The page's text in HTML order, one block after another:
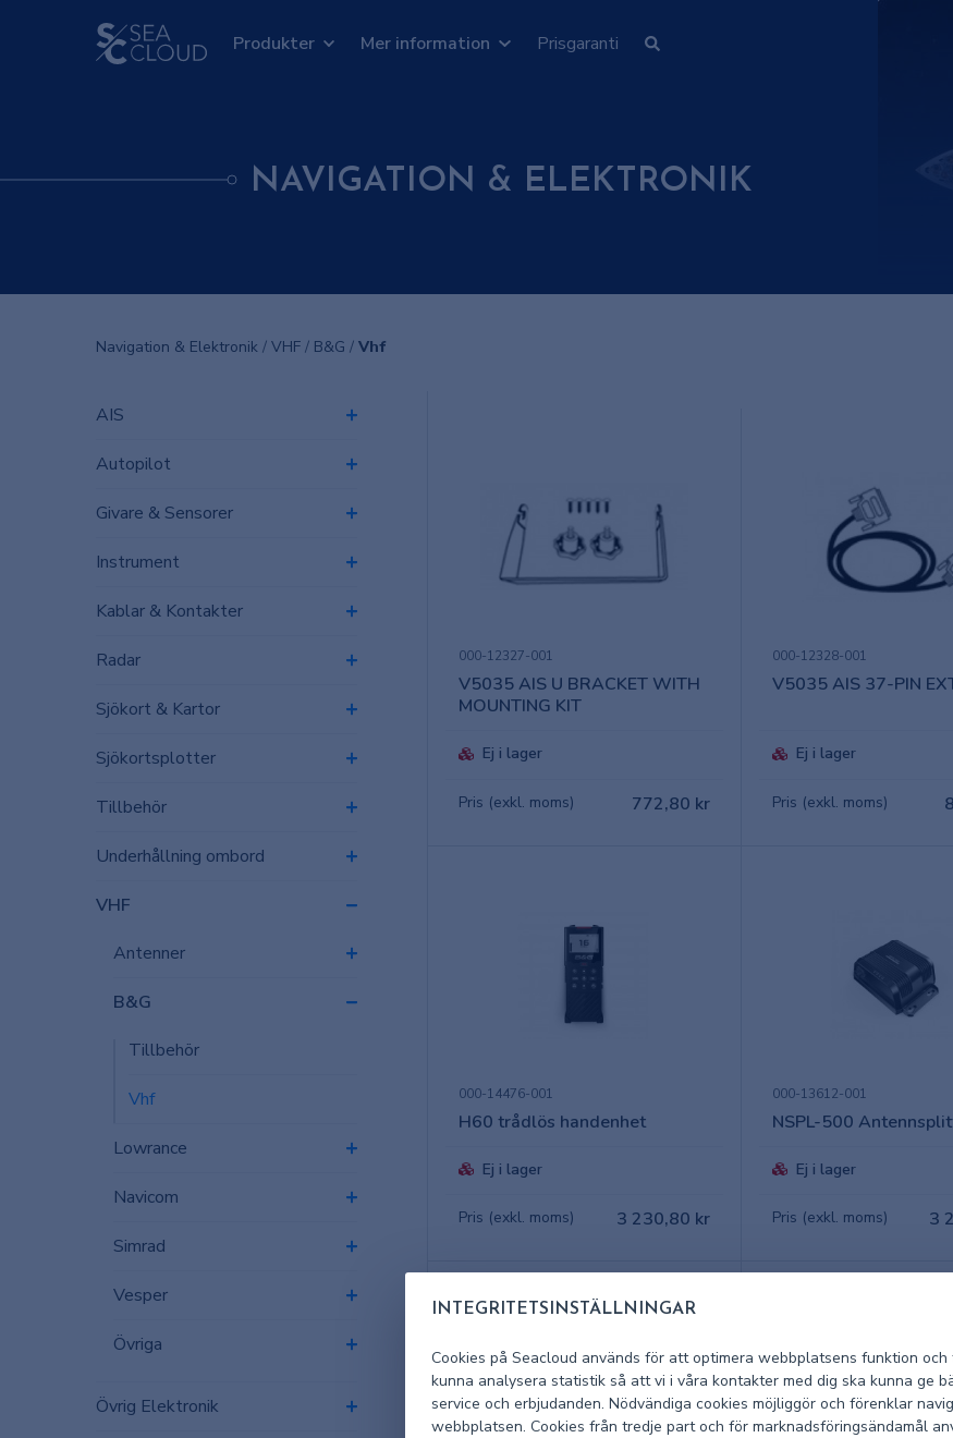
INTEGRITETSINSTÄLLNINGAR
Cookies på Seacloud används för att optimera webbplatsens funktion
kunna analysera statistik så att vi i våra kontakter med dig ska kunna ge
service och erbjudanden. Nödvändiga cookies möjliggör och förenklar
webbplatsen. Cookies från tredje part och för marknadsföringsändamål
Produkter Mer information Prisgaranti
NAVIGATION & ELEKTRONIK
Navigation & Elektronik / VHF / B&G / Vhf
AIS
Autopilot
Givare & Sensorer
Instrument
Kablar & Kontakter
Radar
Sjökort & Kartor
Sjökortsplotter
Tillbehör
Underhållning ombord
VHF
Antenner
B&G
Tillbehör
Vhf
Lowrance
Navicom
Simrad
Vesper
Övriga
Övrig Elektronik
000-12327-001
V5035 AIS U BRACKET WITH
MOUNTING KIT
Ej i lager
Pris (exkl. moms) 772,80 kr
000-12328-001
V5035 AIS 37-PIN
Ej i lager
Pris (exkl. moms)
000-14476-001
H60 trådlös handenhet
Ej i lager
Pris (exkl. moms) 3 230,80 kr
000-13612-001
NSPL-500
Ej i lager
Pris (exkl. moms) 3